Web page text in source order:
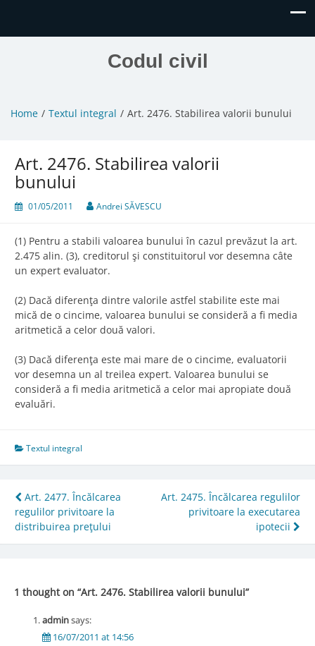
Codul civil
Home Textul integral Art. 2476. Stabilirea valorii bunului
Art. 2476. Stabilirea valorii
bunului
01/05/2011 Andrei SĂVESCU
(1) Pentru a stabili valoarea bunului în cazul prevăzut la art.
2.475 alin. (3), creditorul şi constituitorul vor desemna câte
un expert evaluator.
(2) Dacă diferenţa dintre valorile astfel stabilite este mai
mică de o cincime, valoarea bunului se consideră a fi media
aritmetică a celor două valori.
(3) Dacă diferenţa este mai mare de o cincime, evaluatorii
vor desemna un al treilea expert. Valoarea bunului se
consideră a fi media aritmetică a celor mai apropiate două
evaluări.
Textul integral
Post
navigation
Art. 2477. Încălcarea
regulilor privitoare la
distribuirea preţului
Art. 2475. Încălcarea regulilor
privitoare la executarea
ipotecii
1 thought on “Art. 2476. Stabilirea valorii bunului”
adminsays:
16/07/2011 at 14:56